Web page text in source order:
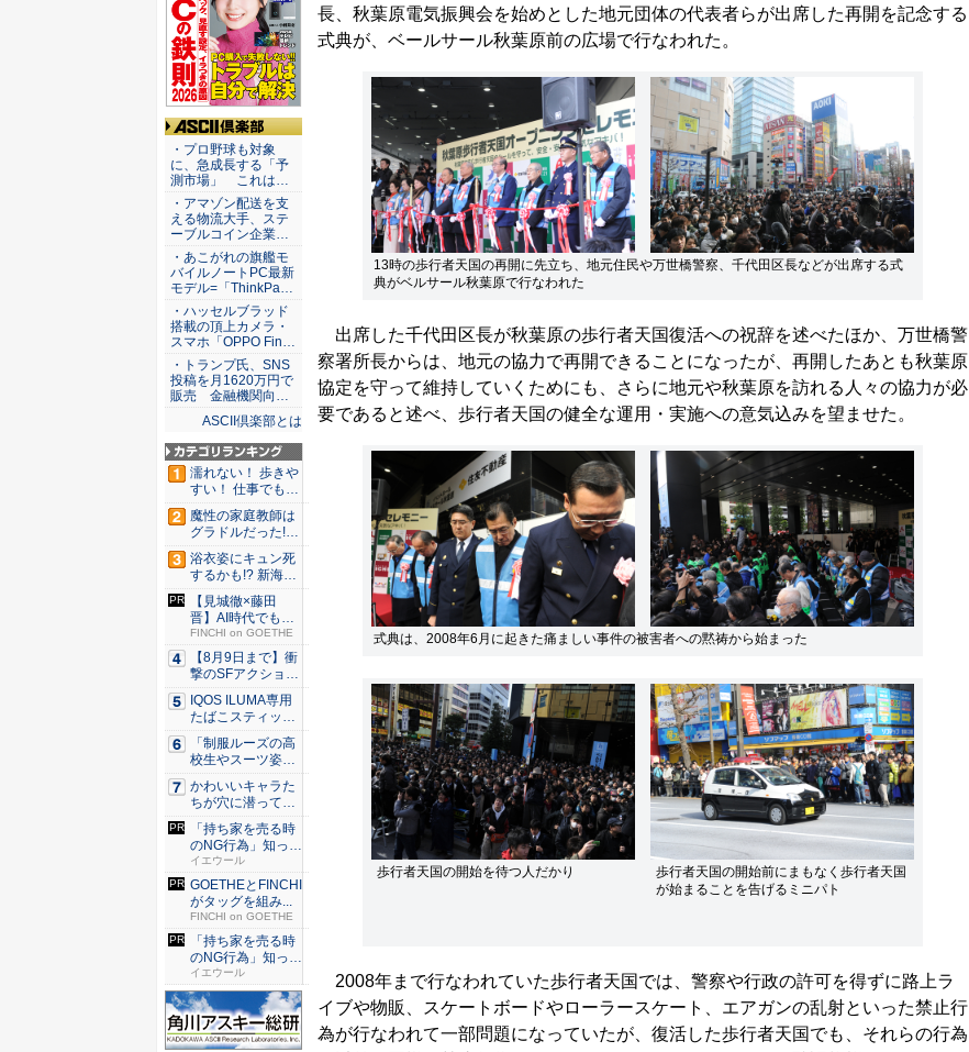
長、秋葉原電気振興会を始めとした地元団体の代表者らが出席した再開を記念する
式典が、ベールサール秋葉原前の広場で行なわれた。
13時の歩行者天国の再開に先立ち、地元住民や万世橋警察、千代田区長などが出席する式
典がベルサール秋葉原で行なわれた
出席した千代田区長が秋葉原の歩行者天国復活への祝辞を述べたほか、万世橋警
察署所長からは、地元の協力で再開できることになったが、再開したあとも秋葉原
協定を守って維持していくためにも、さらに地元や秋葉原を訪れる人々の協力が必
要であると述べ、歩行者天国の健全な運用・実施への意気込みを望ませた。
式典は、2008年6月に起きた痛ましい事件の被害者への黙祷から始まった
歩行者天国の開始を待つ人だかり
歩行者天国の開始前にまもなく歩行者天国
が始まることを告げるミニパト
2008年まで行なわれていた歩行者天国では、警察や行政の許可を得ずに路上ラ
イブや物販、スケートボードやローラースケート、エアガンの乱射といった禁止行
為が行なわれて一部問題になっていたが、復活した歩行者天国でも、それらの行為
ASCII倶楽部
・プロ野球も対象
に、急成長する「予
測市場」 これは…
・アマゾン配送を支
える物流大手、ステ
ーブルコイン企業…
・あこがれの旗艦モ
バイルノートPC最新
モデル=「ThinkPa…
・ハッセルブラッド
搭載の頂上カメラ・
スマホ「OPPO Fin…
・トランプ氏、SNS
投稿を月1620万円で
販売 金融機関向…
ASCII倶楽部とは
濡れない！ 歩きや
すい！ 仕事でも履
ける...
魔性の家庭教師は
グラドルだった!?
村雨...
浴衣姿にキュン死
するかも!? 新海ま
きが...
【見城徹×藤田
晋】AI時代でも変
わらない...
FINCHI on GOETHE
【8月9日まで】衝
撃のSFアクション
『G...
IQOS ILUMA専用
たばこスティッ
ク...
「制服ルーズの高
校生やスーツ姿の
OLを演...
かわいいキャラた
ちが穴に潜ってひ
どい目に...
「持ち家を売る時
のNG行為」知って
るだけ...
イエウール
GOETHEとFINCHI
がタッグを組み...
FINCHI on GOETHE
「持ち家を売る時
のNG行為」知って
るだけ...
イエウール